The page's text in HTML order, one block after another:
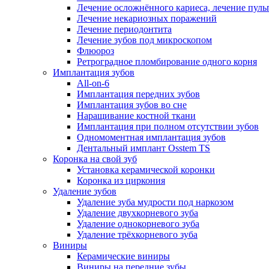
Лечение осложнённого кариеса, лечение
Лечение некариозных поражений
Лечение периодонтита
Лечение зубов под микроскопом
Флюороз
Ретроградное пломбирование одного корня
Имплантация зубов
All-on-6
Имплантация передних зубов
Имплантация зубов во сне
Наращивание костной ткани
Имплантация при полном отсутствии зубов
Одномоментная имплантация зубов
Дентальный имплант Osstem TS
Коронка на свой зуб
Установка керамической коронки
Коронка из циркония
Удаление зубов
Удаление зуба мудрости под наркозом
Удаление двухкорневого зуба
Удаление однокорневого зуба
Удаление трёхкорневого зуба
Виниры
Керамические виниры
Виниры на передние зубы